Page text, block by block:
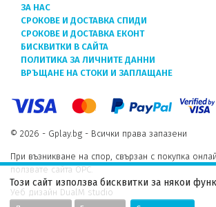
ЗА НАС
СРОКОВЕ И ДОСТАВКА СПИДИ
СРОКОВЕ И ДОСТАВКА ЕКОНТ
БИСКВИТКИ В САЙТА
ПОЛИТИКА ЗА ЛИЧНИТЕ ДАННИ
ВРЪЩАНЕ НА СТОКИ И ЗАПЛАЩАНЕ
© 2026 - Gplay.bg - Всички права запазени
При възникване на спор, свързан с покупка
ползвате сайта ОРС.
Уеб дизайн DualM studio
Този сайт използва бисквитки за някои